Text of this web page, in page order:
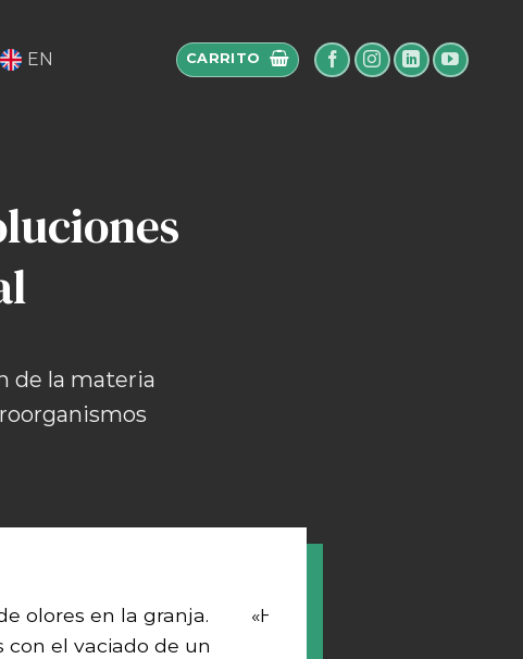
EN CARRITO
de la materia
olores en la granja.
el vaciado de un
«Hemos conseguido